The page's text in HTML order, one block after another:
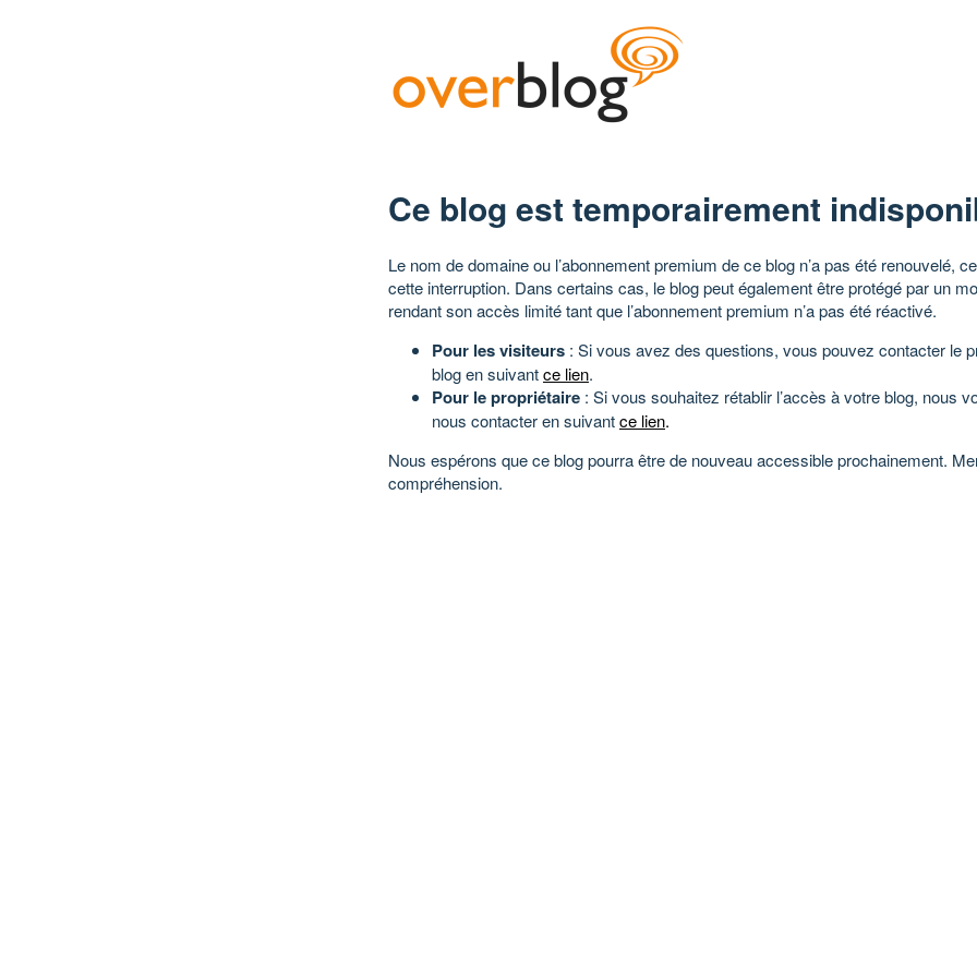
Ce blog est temporairement
Le nom de domaine ou l’abonnement premium de ce blog n’a pas été renouvelé,
cette interruption. Dans certains cas, le blog peut également être protégé par un
rendant son accès limité tant que l’abonnement premium n’a pas été réactivé.
Pour les visiteurs : Si vous avez des questions, vous pouvez contacter le
blog en suivantce lien.
Pour le propriétaire : Si vous souhaitez rétablir l’accès à votre blog, nous
nous contacter en suivantce lien.
Nous espérons que ce blog pourra être de nouveau accessible prochainement.
compréhension.